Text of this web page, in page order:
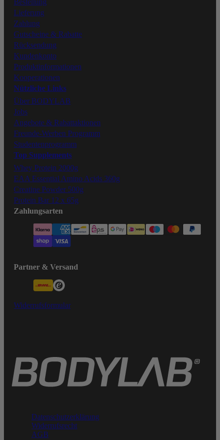
Lieferung
Zahlung
Gutscheine & Rabatte
Rücksendung
Kundenkonto
Produktinformationen
Kooperationen
Nützliche Links
Über BODYLAB
Jobs
Angebote & Rabattaktionen
Freunde-Werben Programm
Studentenprogramm
Top Supplements
Whey Protein 2000g
EAA Essential Amino Acids 360g
Creatine Powder 500g
Protein Bar 12 x 65g
Zahlungsarten
Partner & Versand
Widerrufsformular
Datenschutzerklärung
Widerrufsrecht
AGB